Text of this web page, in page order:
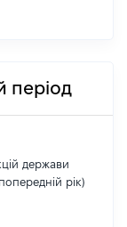
період
держави
рік)